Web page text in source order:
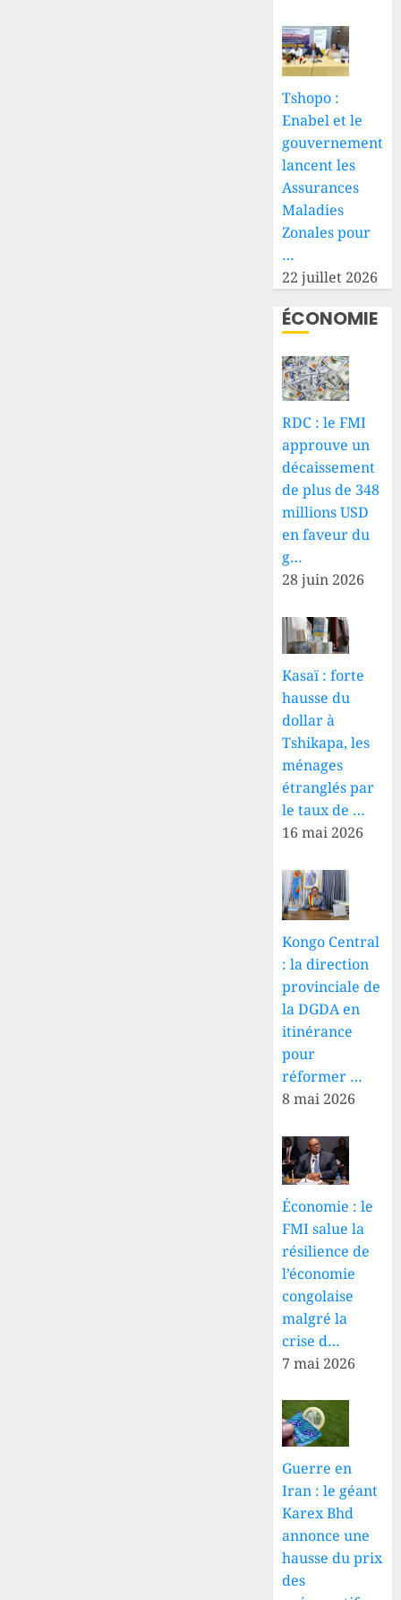
Tshopo :
Enabel et le
gouvernement
lancent les
Assurances
Maladies
Zonales pour
…
22 juillet 2026
ÉCONOMIE
RDC : le FMI
approuve un
décaissement
de plus de 348
millions USD
en faveur du
g…
28 juin 2026
Kasaï : forte
hausse du
dollar à
Tshikapa, les
ménages
étranglés par
le taux de …
16 mai 2026
Kongo Central
: la direction
provinciale de
la DGDA en
itinérance
pour
réformer …
8 mai 2026
Économie : le
FMI salue la
résilience de
l’économie
congolaise
malgré la
crise d…
7 mai 2026
Guerre en
Iran : le géant
Karex Bhd
annonce une
hausse du prix
des